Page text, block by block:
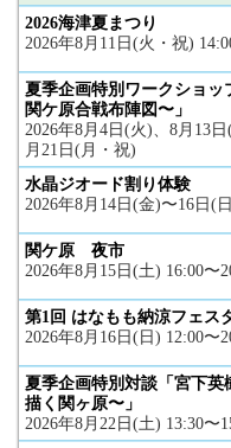
2026海津夏まつり
2026年8月11日(火・祝)
夏季企画特別ワークショ
関ケ原合戦布陣図〜」
2026年8月4日(火)、8月13
月21日(月・祝)
水晶ジオード割り体験
2026年8月14日(金)〜16日(
関ケ原 夜市
2026年8月15日(土) 16:00〜
第1回 はなもも納涼フェス
2026年8月16日(日) 12:00〜
夏季企画特別対談「宮下
描く関ヶ原〜」
2026年8月22日(土) 13:30〜